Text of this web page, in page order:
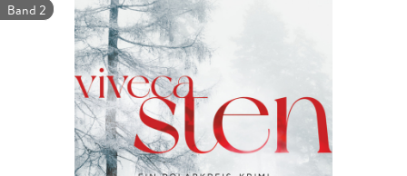
Band 2